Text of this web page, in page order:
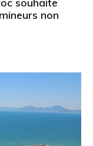
non